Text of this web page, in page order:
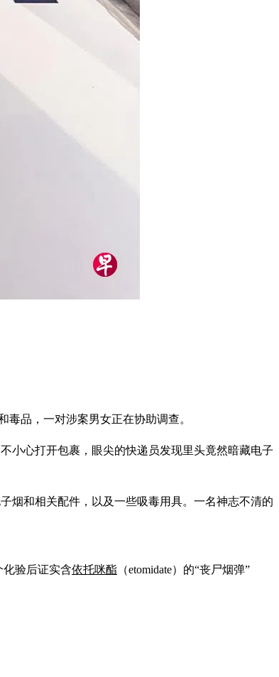
毒品，一对涉案男女正在协助调查。
小心打开包裹，眼尖的快递员发现里头竟然暗藏电子
烟和相关配件，以及一些吸毒用具。一名神志不清的
验后证实含依托咪酯 （etomidate）的“丧尸烟弹”